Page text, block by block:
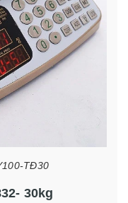
TĐ30
30kg